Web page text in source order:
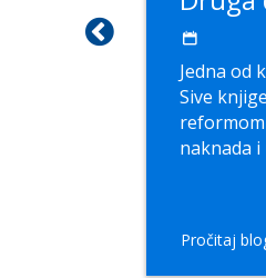
Jedna od
Sive
naknada i
Pročitaj